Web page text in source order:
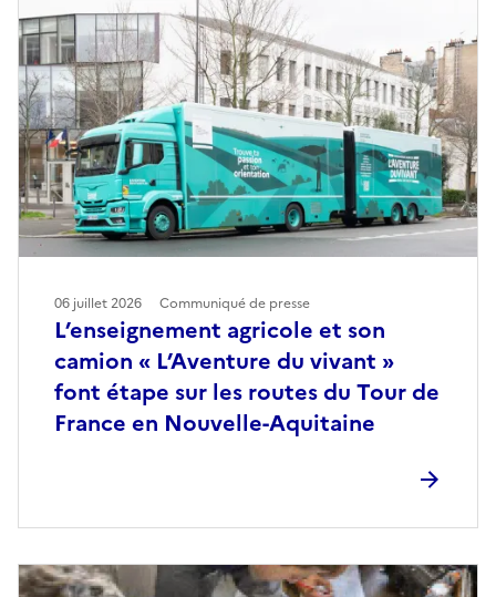
L’enseignement agricole et son
camion « L’Aventure du vivant »
font étape sur les routes du Tour de
France en Nouvelle-Aquitaine
06 juillet 2026 Communiqué de presse